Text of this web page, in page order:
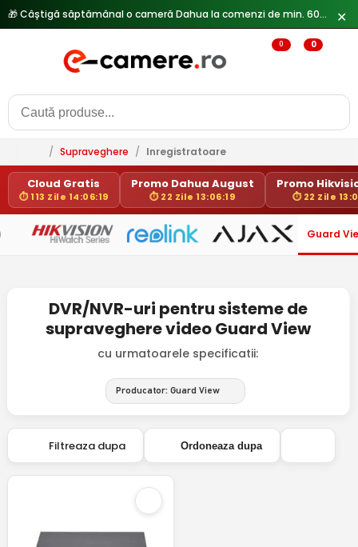
🎁 Câștigă săptămânal o cameră Dahua la comenzi de min. 600 lei — ✕
0 0
/ Supraveghere / Inregistratoare
Cloud Gratis
⏱ 113 Zile 14:06:19
Promo Dahua August
⏱ 22 Zile 13:06:19
Promo
⏱ 22 Zile
Guard
DVR/NVR-uri pentru sisteme de
supraveghere video Guard View
cu urmatoarele specificatii:
Producator: Guard View
Filtreaza dupa Ordoneaza dupa